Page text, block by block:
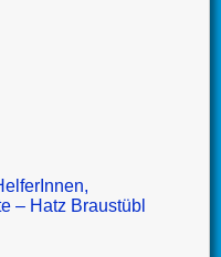
– Hatz Braustübl